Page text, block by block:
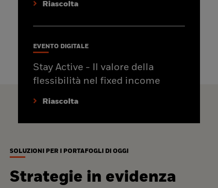
Riascolta
EVENTO DIGITALE
Stay Active - Il valore della
flessibilità nel fixed income
Riascolta
SOLUZIONI PER I PORTAFOGLI DI OGGI
Strategie in evidenza